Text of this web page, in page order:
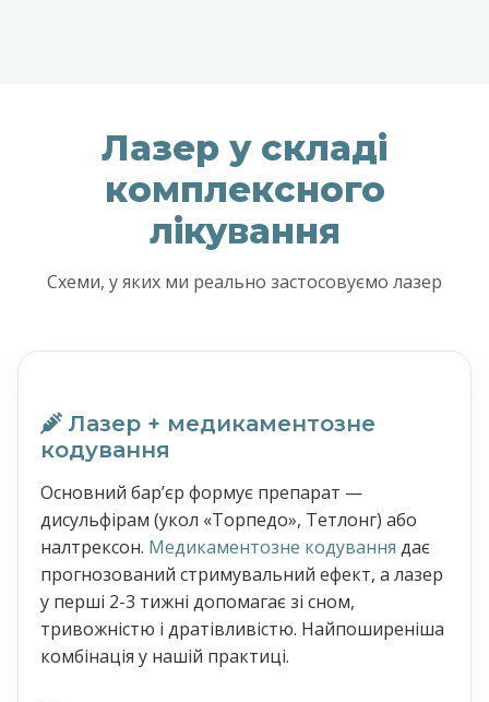
Лазер у складі
комплексного
лікування
Схеми, у яких ми реально застосовуємо лазер
Лазер + медикаментозне
кодування
Основний барʼєр формує препарат —
дисульфірам (укол «Торпедо», Тетлонг) або
налтрексон. Медикаментозне кодування дає
прогнозований стримувальний ефект, а лазер
у перші 2-3 тижні допомагає зі сном,
тривожністю і дратівливістю. Найпоширеніша
комбінація у нашій практиці.